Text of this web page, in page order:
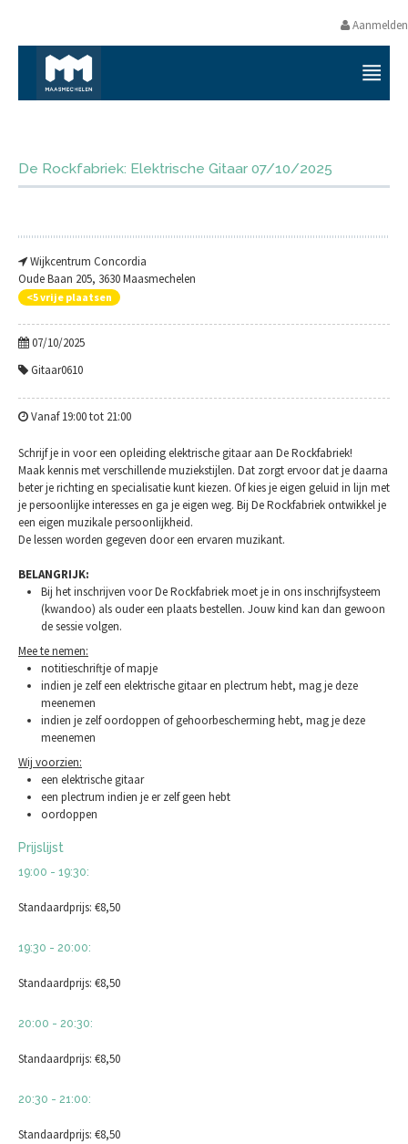
Aanmelden
De Rockfabriek: Elektrische Gitaar 07/10/2025
Wijkcentrum Concordia
Oude Baan 205, 3630 Maasmechelen
<5 vrije plaatsen
07/10/2025
Gitaar0610
Vanaf 19:00 tot 21:00
Schrijf je in voor een opleiding elektrische gitaar aan De Rockfabriek!
Maak kennis met verschillende muziekstijlen. Dat zorgt ervoor dat je daarna
beter je richting en specialisatie kunt kiezen. Of kies je eigen geluid in lijn met
je persoonlijke interesses en ga je eigen weg. Bij De Rockfabriek ontwikkel je
een eigen muzikale persoonlijkheid.
De lessen worden gegeven door een ervaren muzikant.
BELANGRIJK:
Bij het inschrijven voor De Rockfabriek moet je in ons inschrijfsysteem
(kwandoo) als ouder een plaats bestellen. Jouw kind kan dan gewoon
de sessie volgen.
Mee te nemen:
notitieschriftje of mapje
indien je zelf een elektrische gitaar en plectrum hebt, mag je deze
meenemen
indien je zelf oordoppen of gehoorbescherming hebt, mag je deze
meenemen
Wij voorzien:
een elektrische gitaar
een plectrum indien je er zelf geen hebt
oordoppen
Prijslijst
19:00 - 19:30:
Standaardprijs: €8,50
19:30 - 20:00:
Standaardprijs: €8,50
20:00 - 20:30:
Standaardprijs: €8,50
20:30 - 21:00:
Standaardprijs: €8,50